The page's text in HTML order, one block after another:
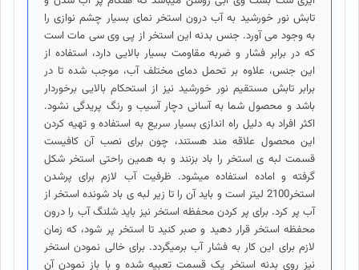
تابش نور خورشید به آب درون استخر نمای بسیار چشم نوازی را
به وجود می آورد. جنس بدنه این استخر از پی وی سی مات است
که در برابر فشار و ضربه مقاومت بسیار بالایی دارد، استفاده از
این جنس، علاوه بر تحمل دمای مختلف آب، موجب شده تا در
برابر تابش مستقیم نور خورشید نیز از استحکام بالایی برخوردار
باشد و محصول شما به آسانی دچار آسیب و رنگ پریدگی نشود.
اکثر افراد به دلیل راه اندازی بسیار سریع به استفاده و تهیه کردن
این محصول علاقه مند هستند، چون برای نصب آن کافیست
قسمت لبه ی استخر را باد بزنند و به همین راحتی استخر شکل
گرفته و اماده استفاده میشود. ظرفیت آب لازم برای پرشدن
استخر2100 لیتر است و باید آن را تا زیر لبه ی باد شونده استخر از
آب پر کرد. برای پر کردن محفظه استخر نیز باید شلنگ آب را درون
محفظه استخر قرار دهید و صبر کنید تا استخر پر شود، که زمان
لازم برای این کار به فشار آب برمیگردد. برای خالی نمودن استخر
نیز روی بدنه استخر یک قسمت تعبیه شده و با باز نمودن آن